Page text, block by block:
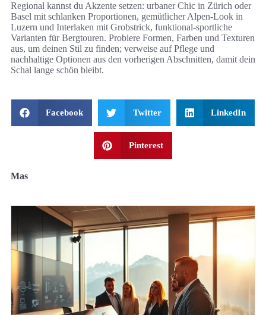
Regional kannst du Akzente setzen: urbaner Chic in Zürich oder
Basel mit schlanken Proportionen, gemütlicher Alpen-Look in
Luzern und Interlaken mit Grobstrick, funktional-sportliche
Varianten für Bergtouren. Probiere Formen, Farben und Texturen
aus, um deinen Stil zu finden; verweise auf Pflege und
nachhaltige Optionen aus den vorherigen Abschnitten, damit dein
Schal lange schön bleibt.
Facebook Twitter LinkedIn
Pinterest
Mas